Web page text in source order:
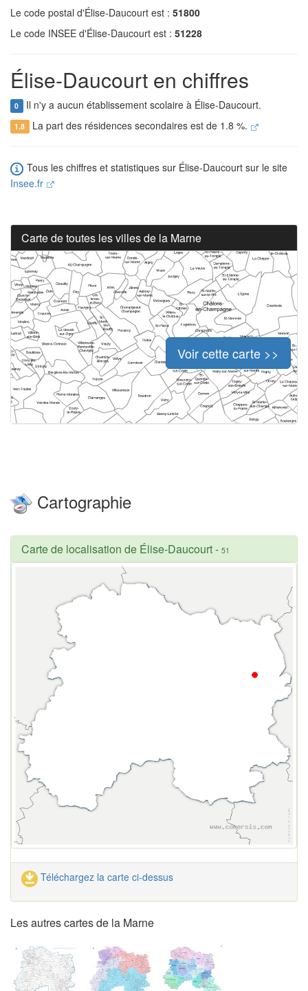
Le code postal d'Élise-Daucourt est : 51800
Le code INSEE d'Élise-Daucourt est : 51228
Élise-Daucourt en chiffres
0 Il n'y a aucun établissement scolaire à Élise-Daucourt.
1.8 La part des résidences secondaires est de 1.8 %.
Tous les chiffres et statistiques sur Élise-Daucourt sur le site
Insee.fr
Carte de toutes les villes de la Marne
Voir cette carte >>
Cartographie
Carte de localisation de Élise-Daucourt- 51
Téléchargez la carte ci-dessus
Les autres cartes de la Marne